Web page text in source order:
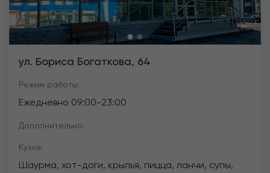
ул. Бориса Богаткова, 64
Режим работы:
Ежедневно 09:00-23:00
Дополнительно:
Кухня:
Шаурма, хот-доги, крылья, пицца, ланчи, супы,